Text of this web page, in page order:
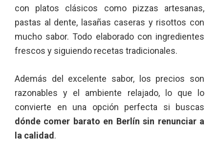
con platos clásicos como pizzas artesanas,
pastas al dente, lasañas caseras y risottos con
mucho sabor. Todo elaborado con ingredientes
frescos y siguiendo recetas tradicionales.
Además del excelente sabor, los precios son
razonables y el ambiente relajado, lo que lo
convierte en una opción perfecta si buscas
dónde comer barato en Berlín sin renunciar a
la calidad .